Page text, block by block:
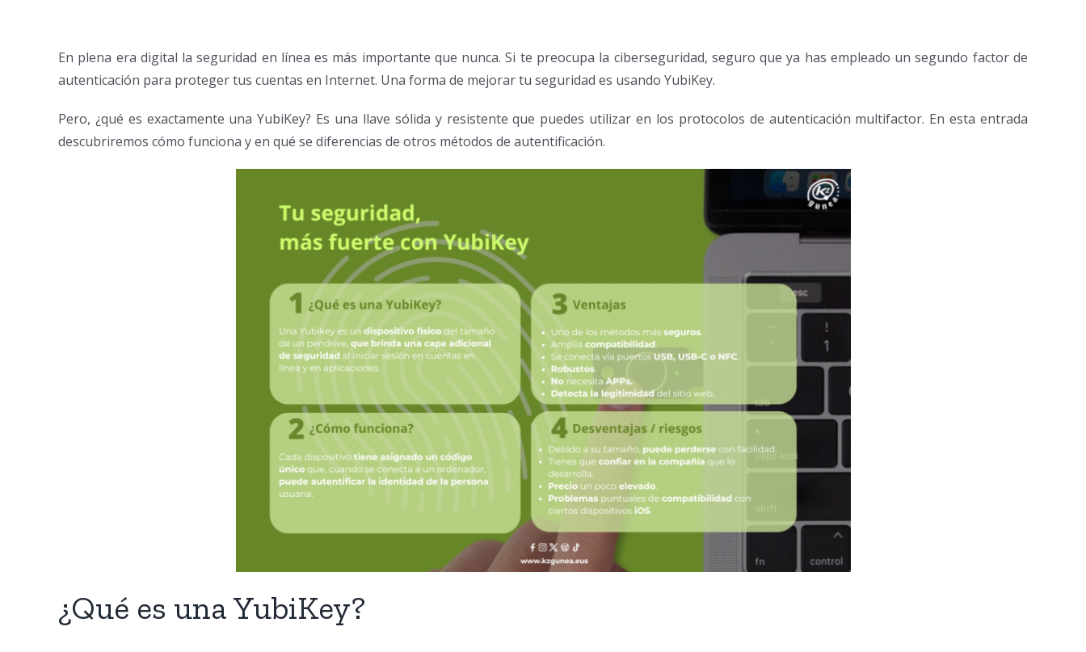
En plena era digital la seguridad en línea es más importante que nunca. Si te preocupa la ciberseguridad, seguro que ya has empleado un segundo factor de
autenticación para proteger tus cuentas en Internet. Una forma de mejorar tu seguridad es usando YubiKey.
Pero, ¿qué es exactamente una YubiKey? Es una llave sólida y resistente que puedes utilizar en los protocolos de autenticación multifactor. En esta entrada
descubriremos cómo funciona y en qué se diferencias de otros métodos de autentificación.
¿Qué es una YubiKey?